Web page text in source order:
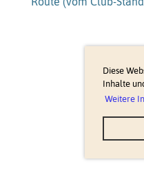
Diese
Inhalte
Weitere